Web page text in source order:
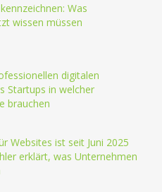
Was
wissen müssen
digitalen
Startups in welcher
brauchen
Websites ist seit Juni 2025
erklärt, was Unternehmen